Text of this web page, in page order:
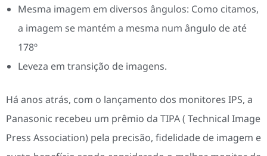
Mesma imagem em diversos ângulos: Como citamos,
a imagem se mantém a mesma num ângulo de até
178º
Leveza em transição de imagens.
Há anos atrás, com o lançamento dos monitores IPS, a
Panasonic recebeu um prêmio da TIPA ( Technical Image
Press Association) pela precisão, fidelidade de imagem e